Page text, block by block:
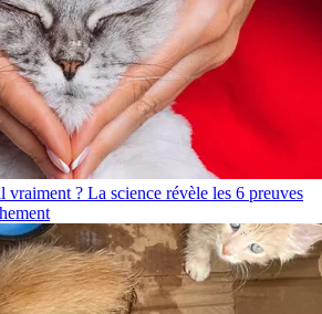
vraiment ? La science révèle les 6 preuves